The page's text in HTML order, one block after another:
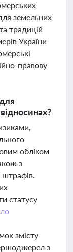
земельних
традицій
України
правову
обліком
з
штрафів.
статусу
змісту
з